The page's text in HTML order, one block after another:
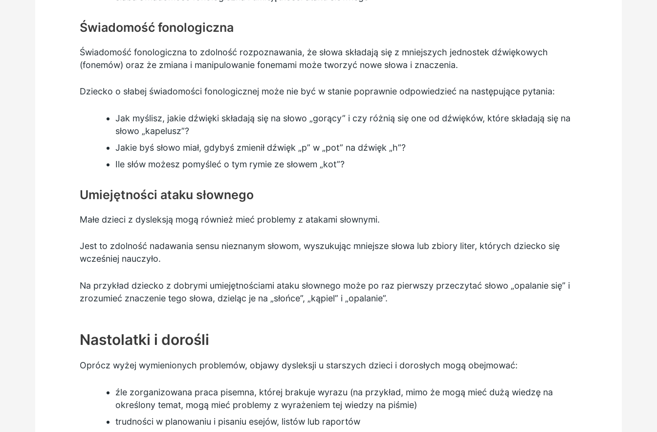
Świadomość fonologiczna
Świadomość fonologiczna to zdolność rozpoznawania, że słowa składają się z mniejszych jednostek dźwiękowych
(fonemów) oraz że zmiana i manipulowanie fonemami może tworzyć nowe słowa i znaczenia.
Dziecko o słabej świadomości fonologicznej może nie być w stanie poprawnie odpowiedzieć na następujące pytania:
Jak myślisz, jakie dźwięki składają się na słowo „gorący” i czy różnią się one od dźwięków, które składają się na
słowo „kapelusz”?
Jakie byś słowo miał, gdybyś zmienił dźwięk „p” w „pot” na dźwięk „h”?
Ile słów możesz pomyśleć o tym rymie ze słowem „kot”?
Umiejętności ataku słownego
Małe dzieci z dysleksją mogą również mieć problemy z atakami słownymi.
Jest to zdolność nadawania sensu nieznanym słowom, wyszukując mniejsze słowa lub zbiory liter, których dziecko się
wcześniej nauczyło.
Na przykład dziecko z dobrymi umiejętnościami ataku słownego może po raz pierwszy przeczytać słowo „opalanie się” i
zrozumieć znaczenie tego słowa, dzieląc je na „słońce”, „kąpiel” i „opalanie”.
Nastolatki i dorośli
Oprócz wyżej wymienionych problemów, objawy dysleksji u starszych dzieci i dorosłych mogą obejmować:
źle zorganizowana praca pisemna, której brakuje wyrazu (na przykład, mimo że mogą mieć dużą wiedzę na
określony temat, mogą mieć problemy z wyrażeniem tej wiedzy na piśmie)
trudności w planowaniu i pisaniu esejów, listów lub raportów